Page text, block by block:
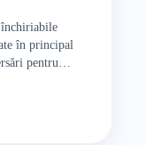
închiriabile
în principal
pentru…